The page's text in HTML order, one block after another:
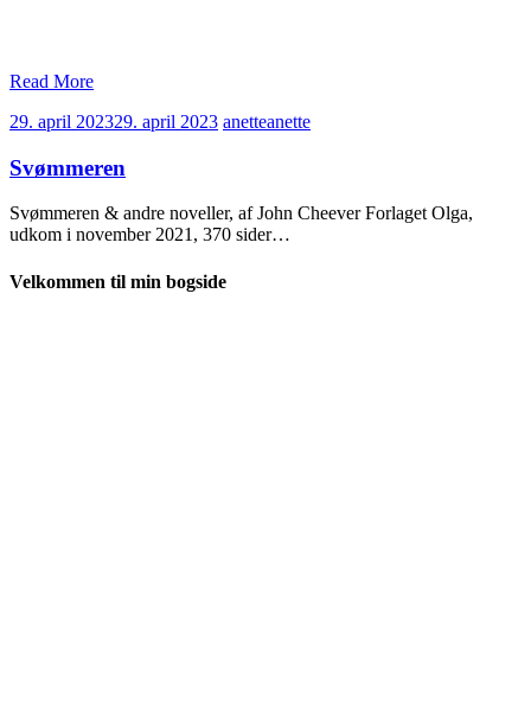
Read More
29. april 202329. april 2023 anetteanette
Svømmeren
Svømmeren & andre noveller, af John Cheever Forlaget Olga,
udkom i november 2021, 370 sider…
Velkommen til min bogside